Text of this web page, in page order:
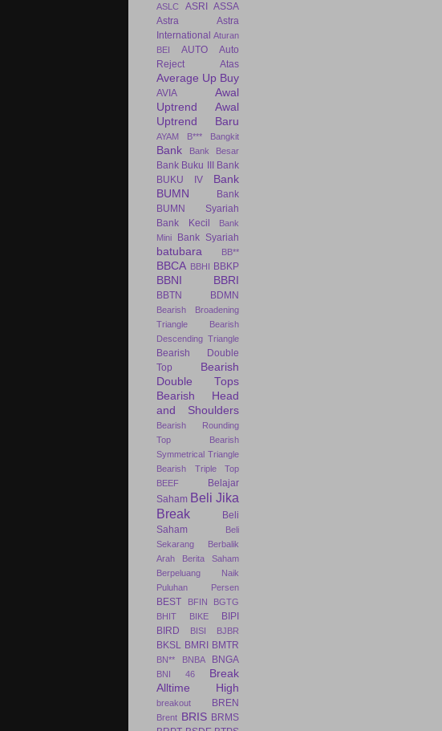
ASLC ASRI
ASSA
Astra
Astra
International Aturan
BEI
AUTO
Auto
Reject Atas
Average Up Buy
AVIA
Awal
Uptrend
Awal
Uptrend Baru
AYAM B*** Bangkit
Bank Bank Besar
Bank Buku III
Bank
BUKU IV
Bank
BUMN
Bank
BUMN Syariah
Bank Kecil
Bank
Mini
Bank Syariah
batubara BB**
BBCA BBHI BBKP
BBNI BBRI
BBTN BDMN
Bearish Broadening
Triangle
Bearish
Descending Triangle
Bearish Double
Top
Bearish
Double Tops
Bearish Head
and Shoulders
Bearish Rounding
Top
Bearish
Symmetrical Triangle
Bearish Triple Top
BEEF
Belajar
Saham Beli Jika
Break
Beli
Saham
Beli
Sekarang
Berbalik
Arah
Berita Saham
Berpeluang Naik
Puluhan Persen
BEST BFIN
BGTG
BHIT
BIKE
BIPI
BIRD
BISI BJBR
BKSL BMRI BMTR
BN** BNBA BNGA
BNI 46
Break
Alltime High
breakout BREN
Brent BRIS BRMS